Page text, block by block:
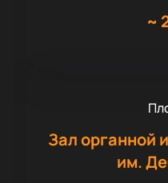
~
Зал органной
им.